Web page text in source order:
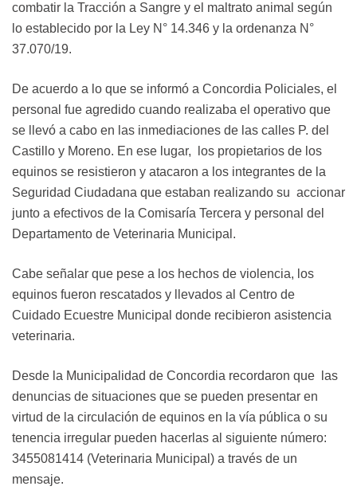
combatir la Tracción a Sangre y el maltrato animal según
lo establecido por la Ley N° 14.346 y la ordenanza N°
37.070/19.
De acuerdo a lo que se informó a Concordia Policiales, el
personal fue agredido cuando realizaba el operativo que
se llevó a cabo en las inmediaciones de las calles P. del
Castillo y Moreno. En ese lugar, los propietarios de los
equinos se resistieron y atacaron a los integrantes de la
Seguridad Ciudadana que estaban realizando su accionar
junto a efectivos de la Comisaría Tercera y personal del
Departamento de Veterinaria Municipal.
Cabe señalar que pese a los hechos de violencia, los
equinos fueron rescatados y llevados al Centro de
Cuidado Ecuestre Municipal donde recibieron asistencia
veterinaria.
Desde la Municipalidad de Concordia recordaron que las
denuncias de situaciones que se pueden presentar en
virtud de la circulación de equinos en la vía pública o su
tenencia irregular pueden hacerlas al siguiente número:
3455081414 (Veterinaria Municipal) a través de un
mensaje.